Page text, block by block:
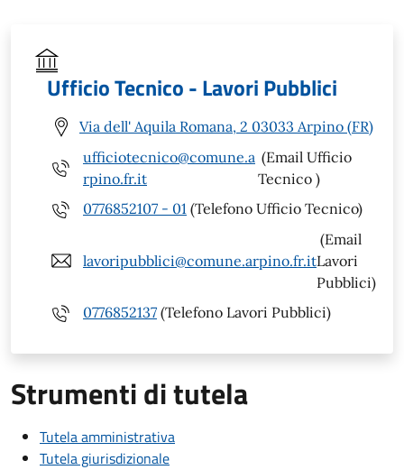
Ufficio Tecnico - Lavori Pubblici
Via dell' Aquila Romana, 2 03033 Arpino (FR)
ufficiotecnico@comune.a
rpino.fr.it
(Email Ufficio
Tecnico )
0776852107 - 01 (Telefono Ufficio Tecnico)
lavoripubblici@comune.arpino.fr.it
(Email
Lavori
Pubblici)
0776852137 (Telefono Lavori Pubblici)
Strumenti di tutela
Tutela amministrativa
Tutela giurisdizionale